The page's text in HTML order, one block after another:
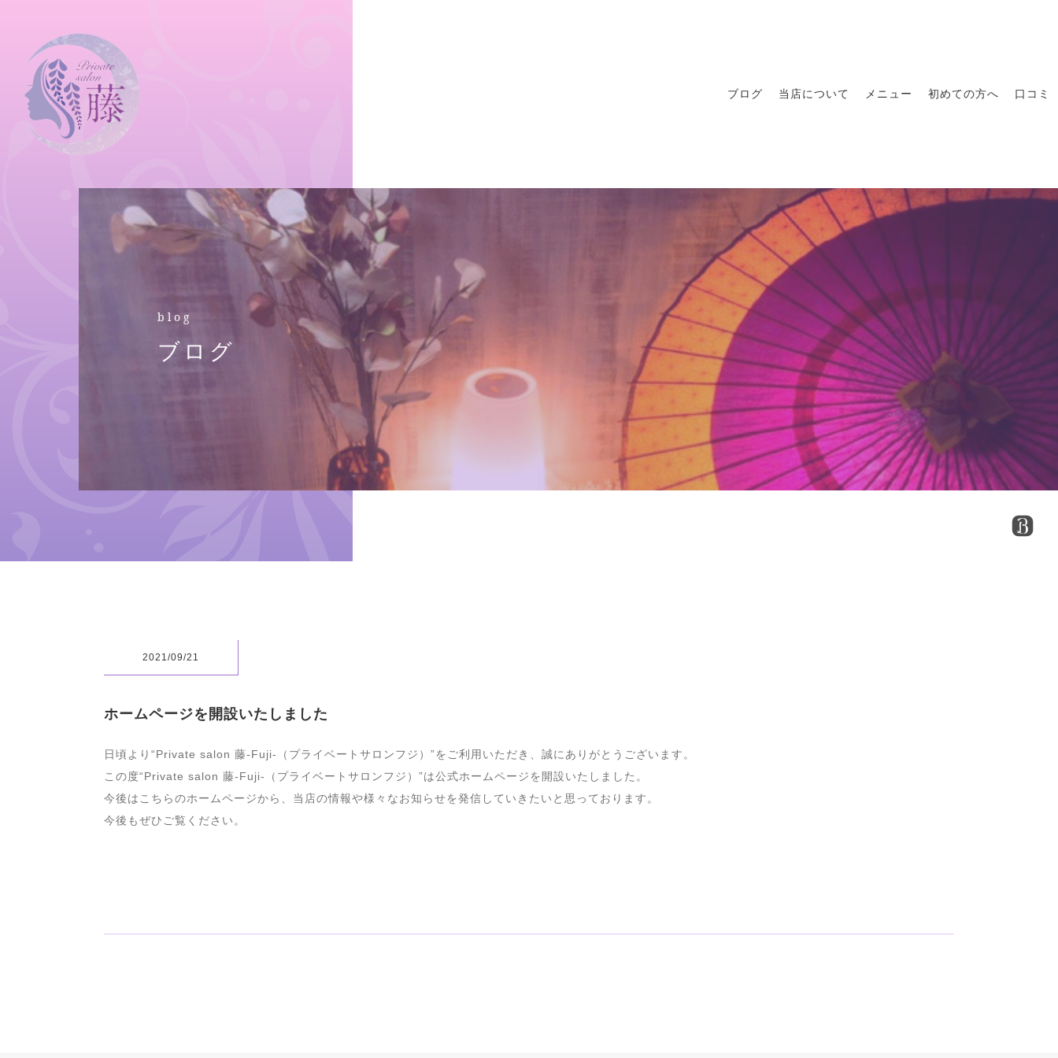
ブログ 当店について メニュー 初めての方へ 口コミ
blog
ブログ
2021/09/21
ホームページを開設いたしました
日頃より“Private salon 藤-Fuji-（プライベートサロンフジ）”をご利用いただき、誠にありがとうございます。
この度“Private salon 藤-Fuji-（プライベートサロンフジ）”は公式ホームページを開設いたしました。
今後はこちらのホームページから、当店の情報や様々なお知らせを発信していきたいと思っております。
今後もぜひご覧ください。